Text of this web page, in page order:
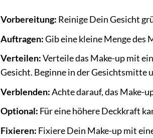
Vorbereitung: Reinige Dein Gesicht
Auftragen:Gib eine kleine Menge des
Verteilen:Verteile das Make-up mit
Gesicht. Beginne in der Gesichtsmitte
Verblenden:Achte darauf, das Make-
Optional: Für eine höhere Deckkraft
Fixieren: Fixiere Dein Make-up mit